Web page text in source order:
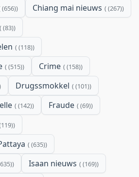
(656) Chiang mai nieuws (267)
(83)
(118)
(515) Crime (158)
Drugssmokkel (101)
(142) Fraude (69)
(635)
Isaan nieuws (169)